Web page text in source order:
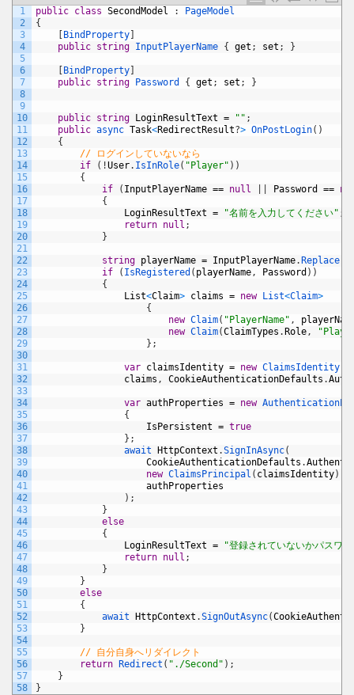
1
2
3
4
5
6
7
8
9
10
11
12
13
14
15
16
17
18
19
20
21
22
23
24
25
26
27
28
29
30
31
32
33
34
35
36
37
38
39
40
41
42
43
44
45
46
47
48
49
50
51
52
53
54
55
56
57
58
public class SecondModel :
PageModel
{
BindProperty
public string InputPlayerName { get ; set ; }
BindProperty
public string Password { get ; set ; }
public string LoginResultText = "" ;
public async Task<RedirectResult?> OnPostLogin( )
{
// ログインしていないなら
if
( !User. IsInRole( "Player" ) )
{
if
( InputPlayerName == null Password ==
{
LoginResultText = "名前を入力してください" ;
return null ;
}
string playerName = InputPlayerName. Replace
if
( IsRegistered ( playerName, Password ) )
{
List<Claim> claims = new List<Claim>
{
new Claim( "PlayerName" ,
new Claim(ClaimTypes . Role,
} ;
var claimsIdentity = new ClaimsIdentity
claims , CookieAuthenticationDefaults .
var authProperties = new
{
IsPersistent = true
} ;
await
HttpContext .SignInAsync(
CookieAuthenticationDefaults .
new ClaimsPrincipal ( claimsIdentity)
authProperties
) ;
}
else
{
LoginResultText =
"登録されていないかパスワ
return null ;
}
}
else
{
await
HttpContext .SignOutAsync(
}
// 自分自身へリダイレクト
return
Redirect ( "./Second" ) ;
}
}